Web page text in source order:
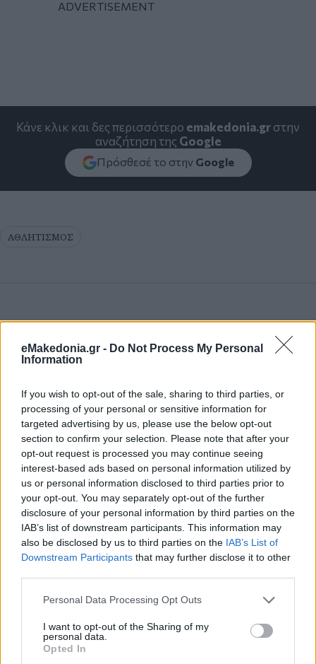
eMakedonia.gr - Do Not Process My Personal
Information
If you wish to opt-out of the sale, sharing to third parties, or
processing of your personal or sensitive information for
targeted advertising by us, please use the below opt-out
section to confirm your selection. Please note that after your
opt-out request is processed you may continue seeing
interest-based ads based on personal information utilized by
us or personal information disclosed to third parties prior to
your opt-out. You may separately opt-out of the further
disclosure of your personal information by third parties on the
IAB’s list of downstream participants. This information may
also be disclosed by us to third parties on the IAB’s List of
Downstream Participants that may further disclose it to other
Please note that this website/app uses one or more Google
not limited to your visit or usage behaviour. You may click to
grant or deny consent to Google and its third-party tags to
use your data for below specified purposes in below Google
Personal Data Processing Opt Outs
I want to opt-out of the Sharing of my
personal data.
Opted In
Κάνε κλικ και δες περισσότερο emakedonia.grστην
αναζήτηση της Google
Πρόσθεσέ το στην Google
ΑΘΛΗΤΙΣΜΟΣ